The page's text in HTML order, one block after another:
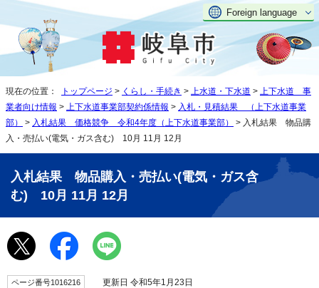
Foreign language
現在の位置： トップページ > くらし・手続き > 上水道・下水道 >
上下水道 事
業者向け情報 > 上下水道事業部契約係情報 > 入札・見積結果 （上下水道事業
部）
> 入札結果 価格競争 令和4年度（上下水道事業部）
> 入札結果 物品購
入・売払い(電気・ガス含む) 10月 11月 12月
入札結果 物品購入・売払い(電気・ガス含
む) 10月 11月 12月
ページ番号1016216 更新日 令和5年1月23日